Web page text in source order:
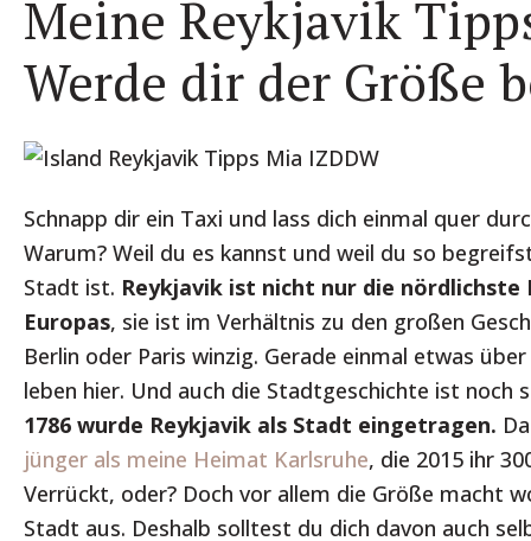
Meine Reykjavik
Werde dir der Größe
Schnapp dir ein Taxi und lass dich einmal quer
Warum? Weil du es kannst und weil du so
Stadt ist. Reykjavik ist nicht nur die
Europas, sie ist im Verhältnis zu den großen
Berlin oder Paris winzig. Gerade einmal etwas
leben hier. Und auch die Stadtgeschichte ist noch
1786 wurde Reykjavik als Stadt eingetragen.
jünger als meine Heimat Karlsruhe, die 2015 ihr
Verrückt, oder? Doch vor allem die Größe macht
Stadt aus. Deshalb solltest du dich davon auch